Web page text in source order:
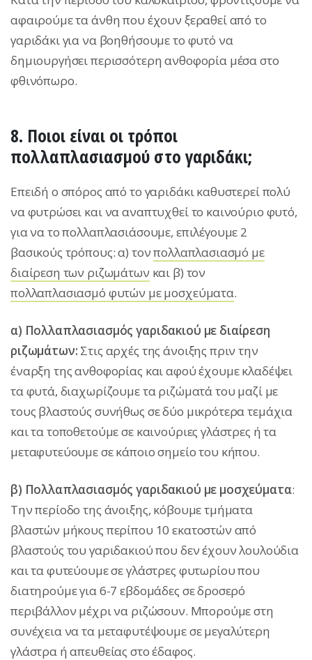
αφαιρούμε τα άνθη που έχουν ξεραθεί από το
γαριδάκι για να βοηθήσουμε το φυτό να
δημιουργήσει περισσότερη ανθοφορία μέσα στο
φθινόπωρο.
8. Ποιοι είναι οι τρόποι
πολλαπλασιασμού στο γαριδάκι;
Επειδή ο σπόρος από το γαριδάκι καθυστερεί πολύ
να φυτρώσει και να αναπτυχθεί το καινούριο φυτό,
για να το πολλαπλασιάσουμε, επιλέγουμε 2
βασικούς τρόπους: α) τονπολλαπλασιασμό με
διαίρεση των ριζωμάτων και β) τον
πολλαπλασιασμό φυτών με μοσχεύματα.
α) Πολλαπλασιασμός γαριδακιού με διαίρεση
ριζωμάτων: Στις αρχές της άνοιξης πριν την
έναρξη της ανθοφορίας και αφού έχουμε κλαδέψει
τα φυτά, διαχωρίζουμε τα ριζώματά του μαζί με
τους βλαστούς συνήθως σε δύο μικρότερα τεμάχια
και τα τοποθετούμε σε καινούριες γλάστρες ή τα
μεταφυτεύουμε σε κάποιο σημείο του κήπου.
β) Πολλαπλασιασμός γαριδακιού με μοσχεύματα:
Την περίοδο της άνοιξης, κόβουμε τμήματα
βλαστών μήκους περίπου 10 εκατοστών από
βλαστούς του γαριδακιού που δεν έχουν λουλούδια
και τα φυτεύουμε σε γλάστρες φυτωρίου που
διατηρούμε για 6-7 εβδομάδες σε δροσερό
περιβάλλον μέχρι να ριζώσουν. Μπορούμε στη
συνέχεια να τα μεταφυτέψουμε σε μεγαλύτερη
γλάστρα ή απευθείας στο έδαφος.